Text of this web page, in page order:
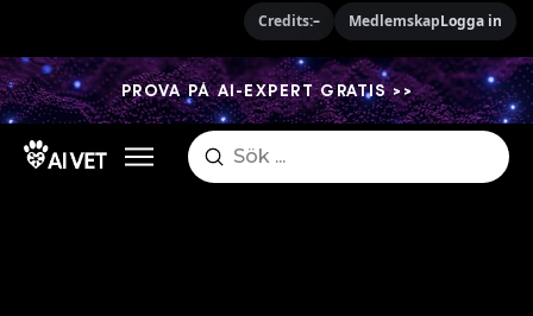
PROVA PÅ AI-EXPERT GRATIS >>
Search
Submit
Credits:– MedlemskapLogga in